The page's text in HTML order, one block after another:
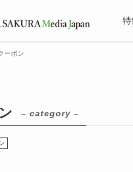
特
ーポン
– category –